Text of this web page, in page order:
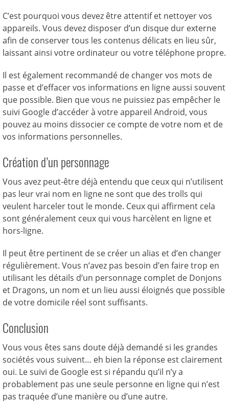
C’est pourquoi vous devez être attentif et nettoyer vos
appareils. Vous devez disposer d’un disque dur externe
afin de conserver tous les contenus délicats en lieu sûr,
laissant ainsi votre ordinateur ou votre téléphone propre.
Il est également recommandé de changer vos mots de
passe et d’effacer vos informations en ligne aussi souvent
que possible. Bien que vous ne puissiez pas empêcher le
suivi Google d’accéder à votre appareil Android, vous
pouvez au moins dissocier ce compte de votre nom et de
vos informations personnelles.
Création d’un personnage
Vous avez peut-être déjà entendu que ceux qui n’utilisent
pas leur vrai nom en ligne ne sont que des trolls qui
veulent harceler tout le monde. Ceux qui affirment cela
sont généralement ceux qui vous harcèlent en ligne et
hors-ligne.
Il peut être pertinent de se créer un alias et d’en changer
régulièrement. Vous n’avez pas besoin d’en faire trop en
utilisant les détails d’un personnage complet de Donjons
et Dragons, un nom et un lieu aussi éloignés que possible
de votre domicile réel sont suffisants.
Conclusion
Vous vous êtes sans doute déjà demandé si les grandes
sociétés vous suivent… eh bien la réponse est clairement
oui. Le suivi de Google est si répandu qu’il n’y a
probablement pas une seule personne en ligne qui n’est
pas traquée d’une manière ou d’une autre.